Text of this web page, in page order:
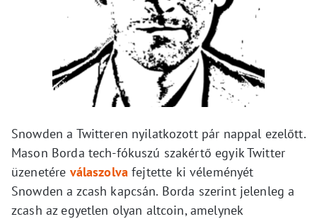
Snowden a Twitteren nyilatkozott pár nappal ezelőtt.
Mason Borda tech-fókuszú szakértő egyik Twitter
üzenetére válaszolva fejtette ki véleményét
Snowden a zcash kapcsán. Borda szerint jelenleg a
zcash az egyetlen olyan altcoin, amelynek